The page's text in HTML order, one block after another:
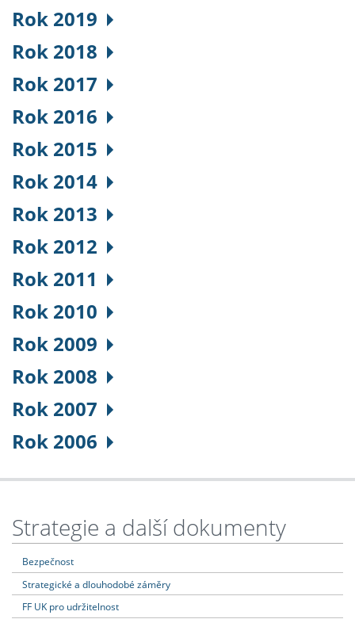
Rok 2019
Rok 2018
Rok 2017
Rok 2016
Rok 2015
Rok 2014
Rok 2013
Rok 2012
Rok 2011
Rok 2010
Rok 2009
Rok 2008
Rok 2007
Rok 2006
Strategie a další dokumenty
Bezpečnost
Strategické a dlouhodobé záměry
FF UK pro udržitelnost